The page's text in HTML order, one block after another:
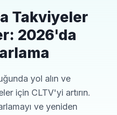
Takviyeler
2026'da
yol alın ve
için CLTV'yi artırın.
ve yeniden